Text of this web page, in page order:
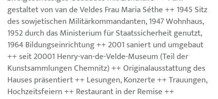
gestaltet von van de Veldes Frau Maria Séthe ++ 1945 Sitz
des sowjetischen Militärkommandanten, 1947 Wohnhaus,
1952 durch das Ministerium für Staatssicherheit genutzt,
1964 Bildungseinrichtung ++ 2001 saniert und umgebaut
++ seit 20001 Henry-van-de-Velde-Museum (Teil der
Kunstsammlungen Chemnitz) ++ Originalausstattung des
Hauses präsentiert ++ Lesungen, Konzerte ++ Trauungen,
Hochzeitsfeiern ++ Restaurant in der Remise ++